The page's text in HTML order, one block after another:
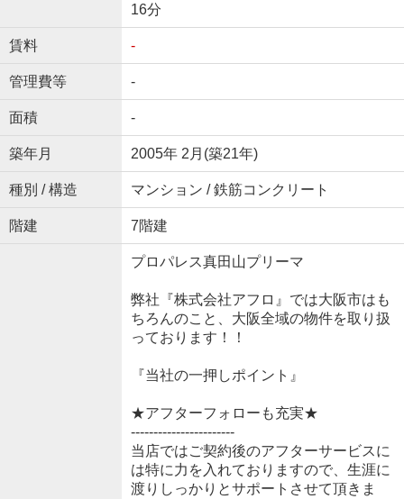
16分
賃料 -
管理費等 -
面積 -
築年月 2005年 2月(築21年)
種別 / 構造 マンション / 鉄筋コンクリート
階建 7階建
プロパレス真田山プリーマ
弊社『株式会社アフロ』では大阪市はも
ちろんのこと、大阪全域の物件を取り扱
っております！！
『当社の一押しポイント』
★アフターフォローも充実★
-----------------------
当店ではご契約後のアフターサービスに
は特に力を入れておりますので、生涯に
渡りしっかりとサポートさせて頂きま